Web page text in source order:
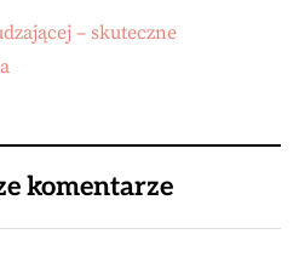
– skuteczne
komentarze